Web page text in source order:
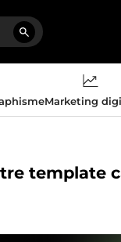
Marketing
template